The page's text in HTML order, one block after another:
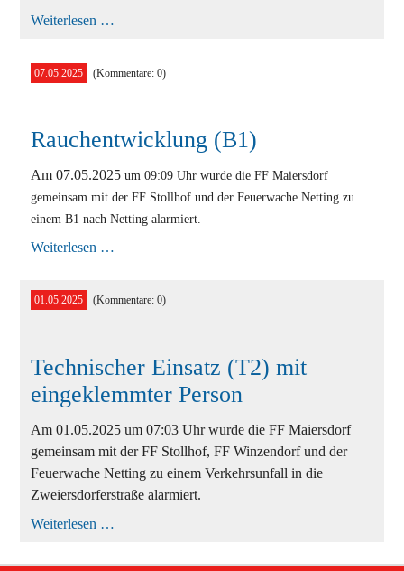
Weiterlesen …
07.05.2025 (Kommentare: 0)
Rauchentwicklung (B1)
Am 07.05.2025um 09:09 Uhrwurde die FF Maiersdorf
gemeinsam mit der FF Stollhof und der Feuerwache Netting zu
einem B1 nach Netting alarmiert.
Weiterlesen …
01.05.2025 (Kommentare: 0)
Technischer Einsatz (T2) mit
eingeklemmter Person
Am 01.05.2025 um 07:03 Uhr wurde die FF Maiersdorf
gemeinsam mit der FF Stollhof, FF Winzendorf und der
Feuerwache Netting zu einem Verkehrsunfall in die
Zweiersdorferstraße alarmiert.
Weiterlesen …
mit